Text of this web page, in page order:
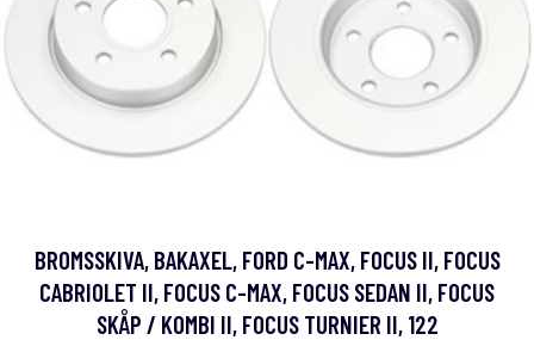
BROMSSKIVA, BAKAXEL, FORD C-MAX, FOCUS II, FOCUS
CABRIOLET II, FOCUS C-MAX, FOCUS SEDAN II, FOCUS
SKÅP / KOMBI II, FOCUS TURNIER II, 122